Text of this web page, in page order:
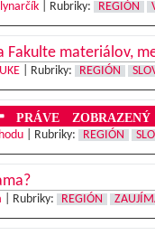
| Rubriky: REGIÓN
Fakulte materiálov,
| Rubriky: REGIÓN
PRÁVE ZOBRAZENÝ
| Rubriky: REGIÓN
Rubriky: REGIÓN